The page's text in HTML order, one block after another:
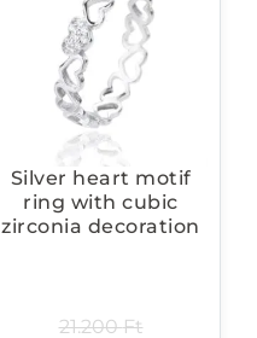
Silver heart motif
ring with cubic
zirconia decoration
21.200Ft